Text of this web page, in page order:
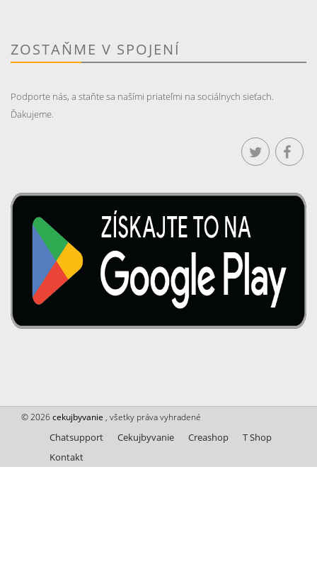
ZOSTAŇME V SPOJENÍ
Podporte nás, a staňte sa našími priateľmi na sociálnych sieťach.
Ďakujeme.
© 2026cekujbyvanie , všetky práva vyhradené
Chatsupport Cekujbyvanie Creashop
T Shop
Kontakt